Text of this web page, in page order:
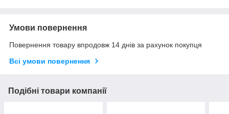
Умови повернення
Повернення товару впродовж 14 днів за рахунок покупця
Всі умови повернення
Подібні товари компанії